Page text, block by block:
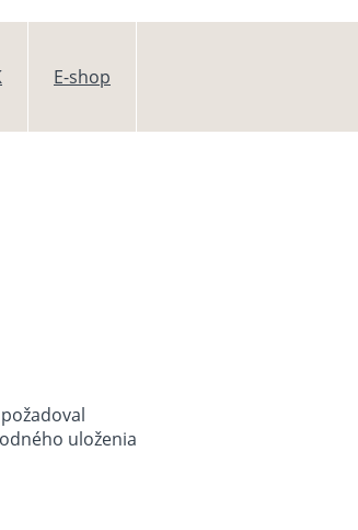
E-shop
uloženia